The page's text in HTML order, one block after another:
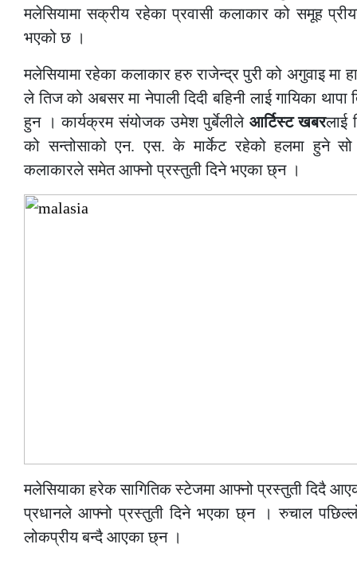
मलेसियामा सक्रीय रहेका प्रवासी कलाकार को समूह
भएको छ ।
मलेसियामा रहेका कलाकार हरु राजेन्द्र पुरी को अगुवाइ
ले तिज को अबसर मा नेपाली दिदी बहिनी लाई गायिका
हुन । कार्यक्रम संयोजक उमेश पुर्बेलीले आर्टिस्ट खबरलाई
को सन्तोसाको एन. एस. के मार्केट रहेको हलमा हुने सो
कलाकारले समेत आफ्नो प्रस्तुती दिने भएका छ्न ।
मलेसियाका हरेक सागितिक स्टेजमा आफ्नो प्रस्तुती दिदै
प्रधानले आफ्नो प्रस्तुती दिने भएका छ्न । रुचाल
लोकप्रीय बन्दै आएका छ्न ।